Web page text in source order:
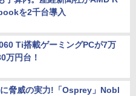
を2千台導入
Ti搭載ゲーミングPCが7万
万円台！
脅威の実力!「Osprey」Nobl